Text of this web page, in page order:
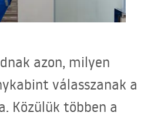
azon, milyen
válasszanak a
Közülük többen a